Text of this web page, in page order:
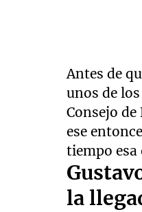
Antes de
unos de
Consejo
ese
tiempo
la